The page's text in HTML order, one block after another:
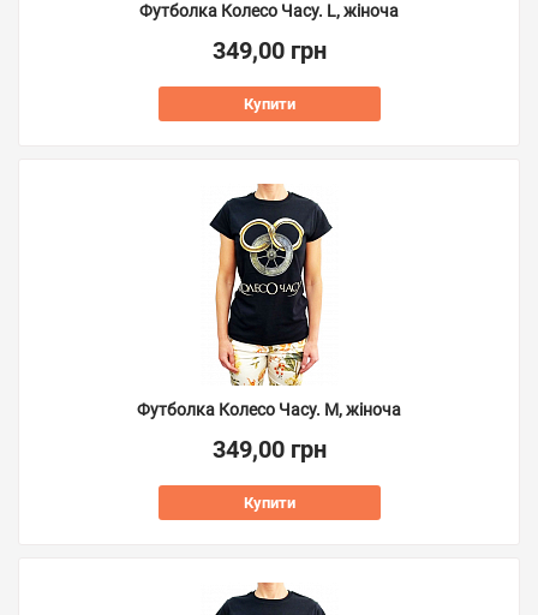
Футболка Колесо Часу. L, жіноча
349,00 грн
Купити
Футболка Колесо Часу. M, жіноча
349,00 грн
Купити